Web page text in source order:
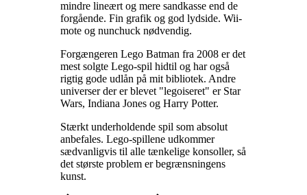
mindre lineært og mere sandkasse end de
forgående. Fin grafik og god lydside. Wii-
mote og nunchuck nødvendig.
Forgængeren Lego Batman fra 2008 er det
mest solgte Lego-spil hidtil og har også
rigtig gode udlån på mit bibliotek. Andre
universer der er blevet "legoiseret" er Star
Wars, Indiana Jones og Harry Potter.
Stærkt underholdende spil som absolut
anbefales. Lego-spillene udkommer
sædvanligvis til alle tænkelige konsoller, så
det største problem er begrænsningens
kunst.